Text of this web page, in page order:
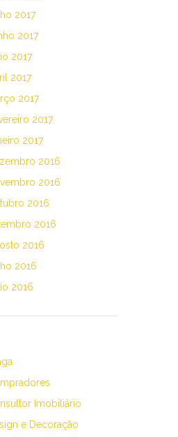
2017
2017
2017
2017
2017
2017
2017
2016
2016
2016
2016
2016
2016
2016
Imobiliário
e Decoração